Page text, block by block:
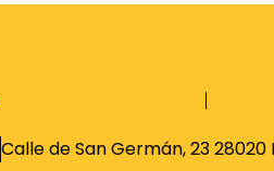
Calle de San Germán, 23 28020